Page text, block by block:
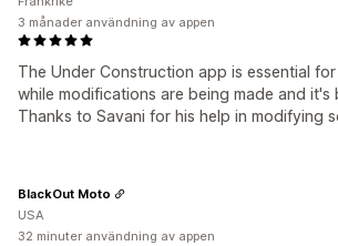
The Under Construction app is essential
while modifications are being made and it's
Thanks to Savani for his help in modifying
3 månader användning av appen
BlackOut Moto
USA
32 minuter användning av appen